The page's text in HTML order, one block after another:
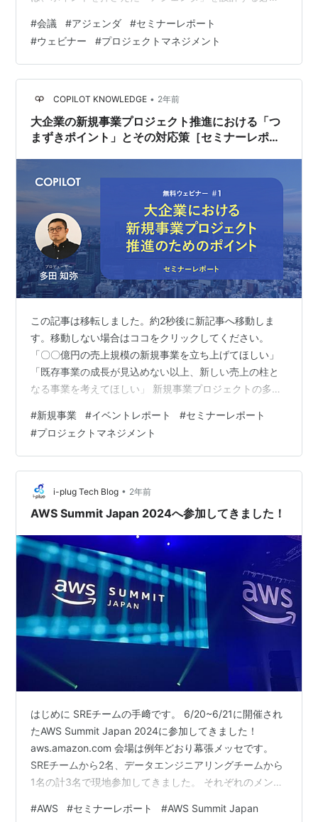
は次のような経験をしたことはないでしょうか？ そもそ
も、明確なアジェンダがないまま会議がはじまる アジェ
ンダが適切に設定されておらず、会議が長くなり議論も
発展しない 毎回、アジェンダを作るのはプロジェクトリ
ーダーやプロジェクトマネージャーのみ こうした課題を
解消するためには、どのようなことを意識…
#会議 #アジェンダ #セミナーレポート
#ウェビナー #プロジェクトマネジメント
COPILOT KNOWLEDGE • 2年前
大企業の新規事業プロジェクト推進における「つ
まずきポイント」とその対応策［セミナーレポー
この記事は移転しました。約2秒後に新記事へ移動しま
す。移動しない場合はココをクリックしてください。
「〇〇億円の売上規模の新規事業を立ち上げてほしい」
「既存事業の成長が見込めない以上、新しい売上の柱と
なる事業を考えてほしい」 新規事業プロジェクトの多く
ではじまります。 急に指名されたプロジェクトリーダー
は、人もお金も何もない暗中模索の状態から、なんとか
やり方を見つけ、試行錯誤しながら進めているのではな
いでしょうか。 コパイロツトではこうした大企業のプロ
ジェクトリーダーと共に悩み、共に考えながら、プロジ
ェクトマネージャーや伴走支援という立場で、…
#新規事業 #イベントレポート #セミナーレポート
#プロジェクトマネジメント
i-plug Tech Blog • 2年前
AWS Summit Japan 2024へ参加してきました！
はじめに SREチームの手﨑です。 6/20~6/21に開催され
たAWS Summit Japan 2024に参加してきました！
aws.amazon.com 会場は例年どおり幕張メッセです。
SREチームから2名、データエンジニアリングチームから
1名の計3名で現地参加してきました。 それぞれのメンバ
想を記載させていただきます。 はじめに 会場の様子 参
#AWS #セミナーレポート #AWS Summit Japan